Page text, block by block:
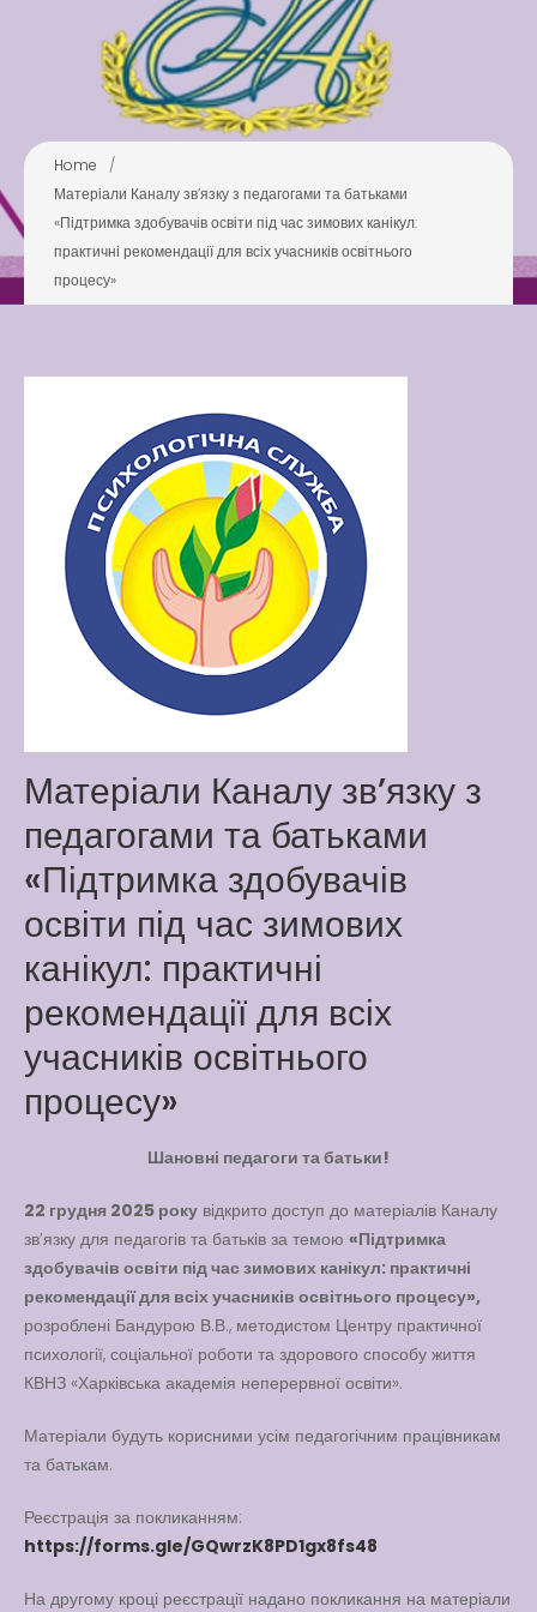
Pool
Play is Our Brain’s Favorite
Way
Latter match class
Kiddie
Swimming Lessons at New
Pool
Play is Our Brain’s Favorite
Way
Latter match class
New Friends Everyday at
Kiddie
інформація
Читати далі
Home
/
Матеріали Каналу зв’язку з педагогами та батьками
«Підтримка здобувачів освіти під час зимових канікул:
практичні рекомендації для всіх учасників освітнього
процесу»
Матеріали Каналу зв’язку з
педагогами та батьками
«Підтримка здобувачів
освіти під час зимових
канікул: практичні
рекомендації для всіх
учасників освітнього
процесу»
Шановні педагоги та батьки!
22 грудня 2025 року відкрито доступ до матеріалів Каналу
зв’язку для педагогів та батьків за темою «Підтримка
здобувачів освіти під час зимових канікул: практичні
рекомендації для всіх учасників освітнього процесу»,
розроблені Бандурою В.В., методистом Центру практичної
психології, соціальної роботи та здорового способу життя
КВНЗ «Харківська академія неперервної освіти».
Матеріали будуть корисними усім педагогічним працівникам
та батькам.
Реєстрація за покликанням:
https://forms.gle/GQwrzK8PD1gx8fs48
На другому кроці реєстрації надано покликання на матеріали